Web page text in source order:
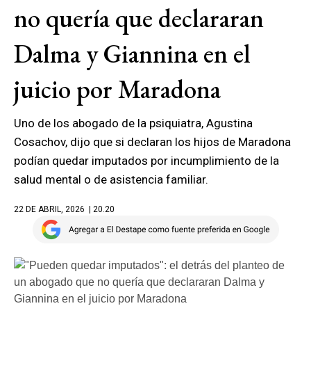
no quería que declararan
Dalma y Giannina en el
juicio por Maradona
Uno de los abogado de la psiquiatra, Agustina
Cosachov, dijo que si declaran los hijos de Maradona
podían quedar imputados por incumplimiento de la
salud mental o de asistencia familiar.
22 DE ABRIL, 2026 | 20.20